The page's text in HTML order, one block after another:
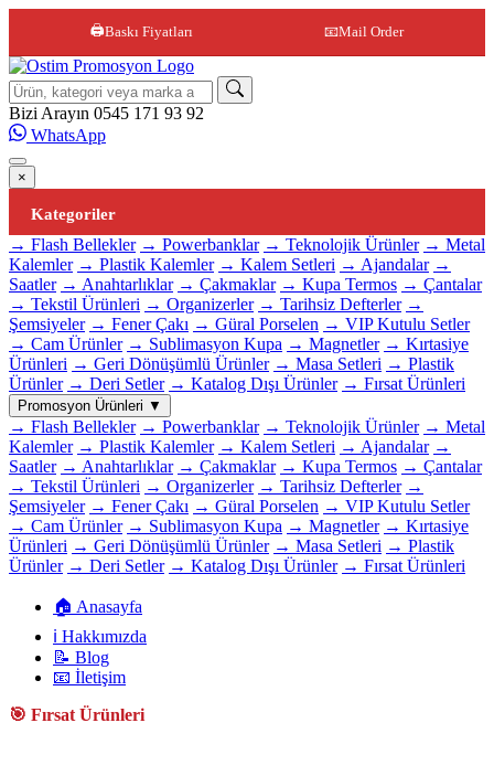
🖨️Baskı Fiyatları 📧Mail Order
Site içi arama
Bizi Arayın 0545 171 93 92
WhatsApp
×
Kategoriler
→ Flash Bellekler → Powerbanklar → Teknolojik Ürünler → Metal
Kalemler → Plastik Kalemler → Kalem Setleri → Ajandalar →
Saatler → Anahtarlıklar → Çakmaklar → Kupa Termos → Çantalar
→ Tekstil Ürünleri → Organizerler → Tarihsiz Defterler →
Şemsiyeler → Fener Çakı → Güral Porselen → VIP Kutulu Setler
→ Cam Ürünler → Sublimasyon Kupa → Magnetler → Kırtasiye
Ürünleri → Geri Dönüşümlü Ürünler → Masa Setleri → Plastik
Ürünler → Deri Setler → Katalog Dışı Ürünler → Fırsat Ürünleri
Promosyon Ürünleri ▼
→ Flash Bellekler → Powerbanklar → Teknolojik Ürünler → Metal
Kalemler → Plastik Kalemler → Kalem Setleri → Ajandalar →
Saatler → Anahtarlıklar → Çakmaklar → Kupa Termos → Çantalar
→ Tekstil Ürünleri → Organizerler → Tarihsiz Defterler →
Şemsiyeler → Fener Çakı → Güral Porselen → VIP Kutulu Setler
→ Cam Ürünler → Sublimasyon Kupa → Magnetler → Kırtasiye
Ürünleri → Geri Dönüşümlü Ürünler → Masa Setleri → Plastik
Ürünler → Deri Setler → Katalog Dışı Ürünler → Fırsat Ürünleri
🏠 Anasayfa
ℹ️ Hakkımızda
📝 Blog
📧 İletişim
🎯 Fırsat Ürünleri